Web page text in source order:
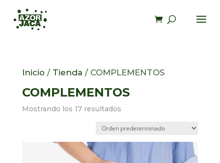
Inicio / Tienda / COMPLEMENTOS
COMPLEMENTOS
Mostrando los 17 resultados